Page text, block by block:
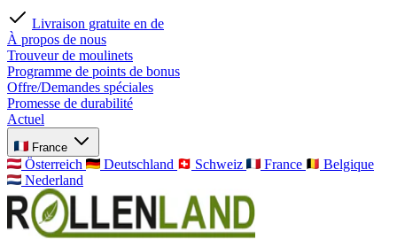
Paiement sécurisé
À propos de nous
Trouveur de moulinets
Programme de points de bonus
Offre/Demandes spéciales
Promesse de durabilité
Actuel
France
Österreich Deutschland Schweiz France
Belgique
Nederland